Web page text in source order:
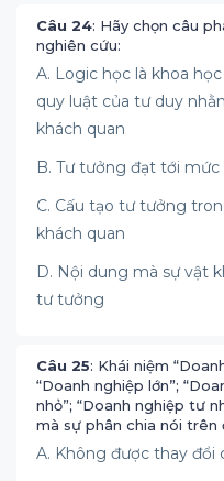
Câu 24: Hãy chọn câu
nghiên cứu:
A. Logic học là khoa
quy luật của tư duy
khách quan
B. Tư tưởng đạt tới mức
C. Cấu tạo tư tưởng
khách quan
D. Nội dung mà sự vật
tư tưởng
Câu 25: Khái niệm
“Doanh nghiệp lớn”;
nhỏ”; “Doanh nghiệp tư
mà sự phân chia nói trên
A. Không được thay đổi